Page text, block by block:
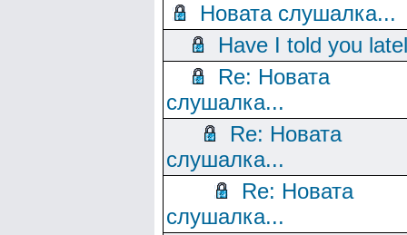
Новата слушалка...
Have I told you
Re: Новата
слушалка...
Re: Новата
слушалка...
Re: Новата
слушалка...